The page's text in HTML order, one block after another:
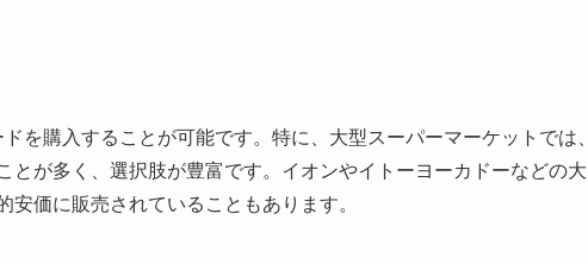
を購入することが可能です。特に、大型スーパーマーケットでは、
とが多く、選択肢が豊富です。イオンやイトーヨーカドーなどの大
価に販売されていることもあります。